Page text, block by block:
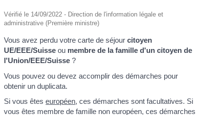
Vérifié le 14/09/2022 - Direction de l'information légale et
administrative (Première ministre)
Vous avez perdu votre carte de séjourcitoyen
UE/EEE/Suisse ou membre de la famille d'un citoyen de
l'Union/EEE/Suisse ?
Vous pouvez ou devez accomplir des démarches pour
obtenir un duplicata.
Si vous êteseuropéen, ces démarches sont facultatives. Si
vous êtes membre de famille non européen, ces démarches